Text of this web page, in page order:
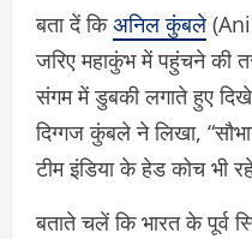
बता दें किअनिल कुंबले
जरिए महाकुंभ में पहुंचने की
संगम में डुबकी लगाते हुए
दिग्गज कुंबले ने लिखा,
टीम इंडिया के हेड कोच भी
बताते चलें कि भारत के पूर्व